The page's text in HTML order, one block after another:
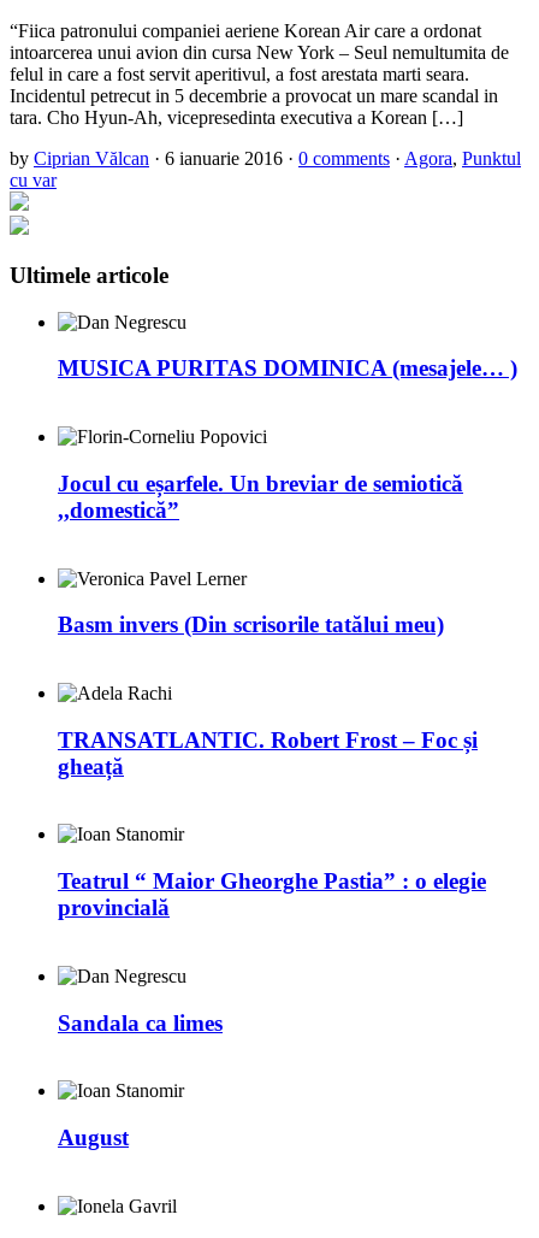
“Fiica patronului companiei aeriene Korean Air care a ordonat
intoarcerea unui avion din cursa New York – Seul nemultumita de
felul in care a fost servit aperitivul, a fost arestata marti seara.
Incidentul petrecut in 5 decembrie a provocat un mare scandal in
tara. Cho Hyun-Ah, vicepresedinta executiva a Korean […]
by Ciprian Vălcan · 6 ianuarie 2016 · 0 comments · Agora, Punktul
cu var
Ultimele articole
MUSICA PURITAS DOMINICA (mesajele… )
Jocul cu eșarfele. Un breviar de semiotică
,,domestică”
Basm invers (Din scrisorile tatălui meu)
TRANSATLANTIC. Robert Frost – Foc și
gheață
Teatrul “ Maior Gheorghe Pastia” : o elegie
provincială
Sandala ca limes
August